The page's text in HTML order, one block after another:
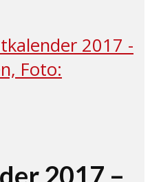
2017 –